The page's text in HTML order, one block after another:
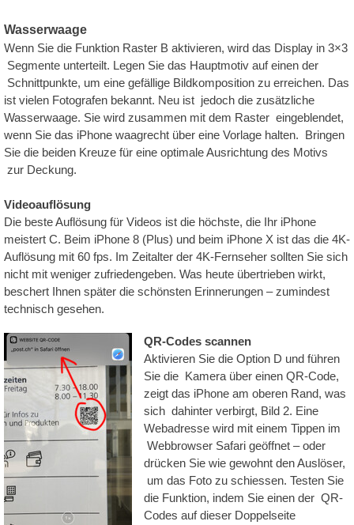
Wasserwaage
Wenn Sie die Funktion Raster B aktivieren, wird das Display in 3×3
Segmente unterteilt. Legen Sie das Hauptmotiv auf einen der
Schnittpunkte, um eine gefällige Bildkomposition zu erreichen. Das
ist vielen Fotografen bekannt. Neu ist jedoch die zusätzliche
Wasserwaage. Sie wird zusammen mit dem Raster eingeblendet,
wenn Sie das iPhone waagrecht über eine Vorlage halten. Bringen
Sie die beiden Kreuze für eine optimale Ausrichtung des Motivs
zur Deckung.
Videoauflösung
Die beste Auflösung für Videos ist die höchste, die Ihr iPhone
meistert C. Beim iPhone 8 (Plus) und beim iPhone X ist das die 4K-
Auflösung mit 60 fps. Im Zeitalter der 4K-Fernseher sollten Sie sich
nicht mit weniger zufriedengeben. Was heute übertrieben wirkt,
beschert Ihnen später die schönsten Erinnerungen – zumindest
technisch gesehen.
QR-Codes scannen
Aktivieren Sie die Option D und führen
Sie die Kamera über einen QR-Code,
zeigt das iPhone am oberen Rand, was
sich dahinter verbirgt, Bild 2. Eine
Webadresse wird mit einem Tippen im
Webbrowser Safari geöffnet – oder
drücken Sie wie gewohnt den Auslöser,
um das Foto zu schiessen. Testen Sie
die Funktion, indem Sie einen der QR-
Codes auf dieser Doppelseite